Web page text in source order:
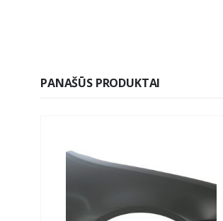
PANAŠŪS PRODUKTAI